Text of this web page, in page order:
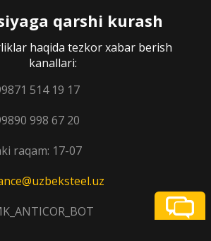
qarshi kurash
haqida tezkor xabar berish
kanallari:
514 19 17
998 67 20
raqam: 17-07